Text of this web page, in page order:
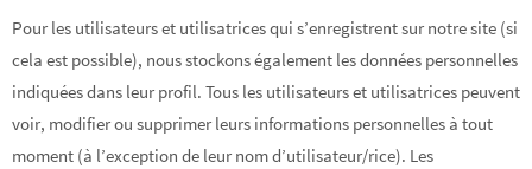
Pour les utilisateurs et utilisatrices qui s’enregistrent sur notre site (si
cela est possible), nous stockons également les données personnelles
indiquées dans leur profil. Tous les utilisateurs et utilisatrices peuvent
voir, modifier ou supprimer leurs informations personnelles à tout
moment (à l’exception de leur nom d’utilisateur/rice). Les